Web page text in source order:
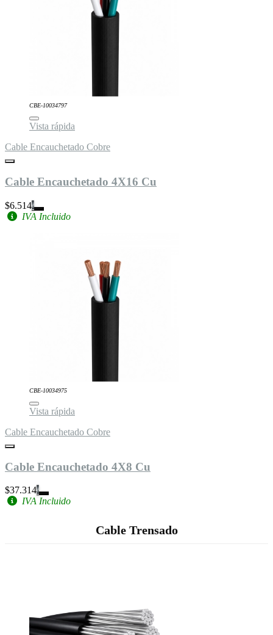
CBE-10034797
Vista rápida
Cable Encauchetado Cobre
Cable Encauchetado 4X16 Cu
$6.514
IVA Incluido
CBE-10034975
Vista rápida
Cable Encauchetado Cobre
Cable Encauchetado 4X8 Cu
$37.314
IVA Incluido
Cable Trensado